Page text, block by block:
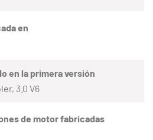
en
en la primera versión
3.0 V6
de motor fabricadas